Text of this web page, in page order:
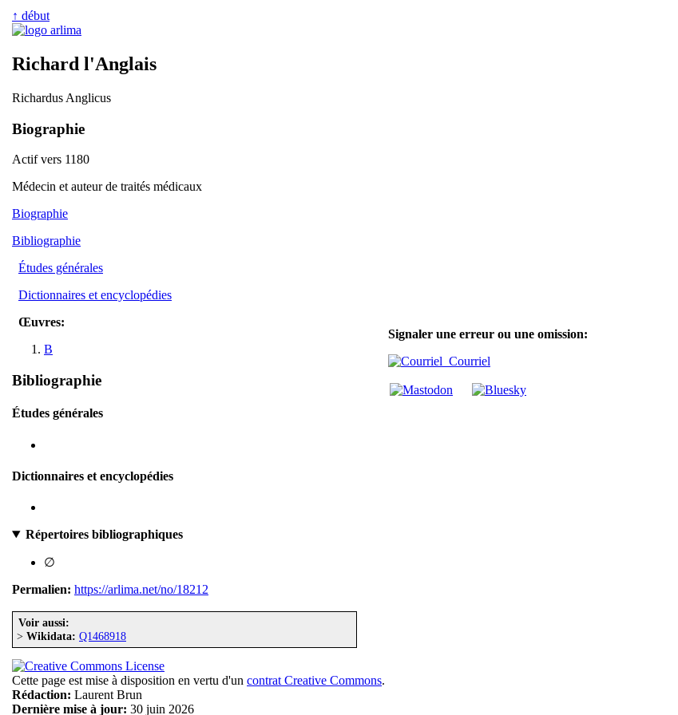
↑ début
Richard l'Anglais
Richardus Anglicus
Biographie
Actif vers 1180
Médecin et auteur de traités médicaux
Biographie
Bibliographie
Études générales
Dictionnaires et encyclopédies
Œuvres:
B
Bibliographie
Études générales
Dictionnaires et encyclopédies
Répertoires bibliographiques
∅
Permalien: https://arlima.net/no/18212
Voir aussi:
> Wikidata: Q1468918
Cette page est mise à disposition en vertu d'un contrat Creative Commons.
Rédaction: Laurent Brun
Dernière mise à jour: 30 juin 2026
Signaler une erreur ou une omission:
Courriel